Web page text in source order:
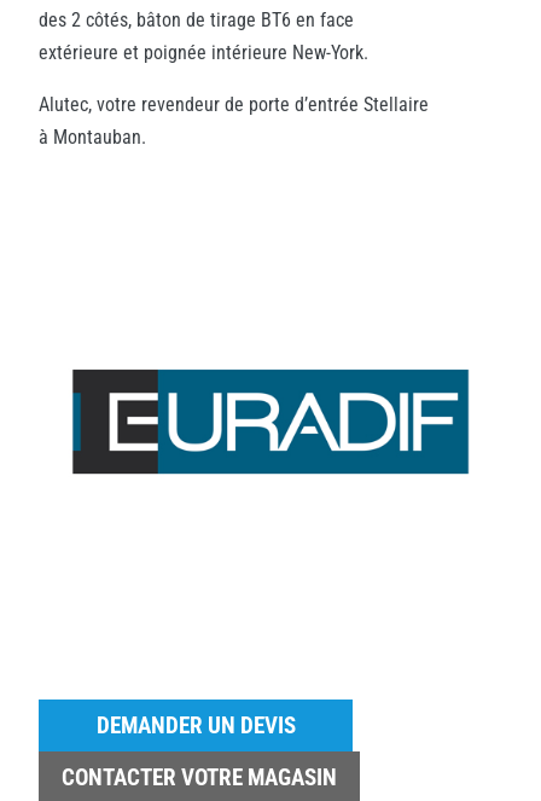
des 2 côtés, bâton de tirage BT6 en face
extérieure et poignée intérieure New-York.
Alutec, votre revendeur de porte d’entrée Stellaire
à Montauban.
DEMANDER UN DEVIS
CONTACTER VOTRE MAGASIN